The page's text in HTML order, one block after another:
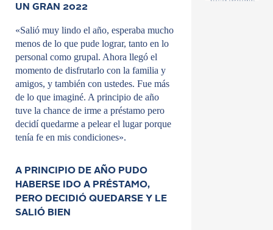
UN GRAN 2022
«Salió muy lindo el año, esperaba mucho
menos de lo que pude lograr, tanto en lo
personal como grupal. Ahora llegó el
momento de disfrutarlo con la familia y
amigos, y también con ustedes. Fue más
de lo que imaginé. A principio de año
tuve la chance de irme a préstamo pero
decidí quedarme a pelear el lugar porque
tenía fe en mis condiciones».
A PRINCIPIO DE AÑO PUDO
HABERSE IDO A PRÉSTAMO,
PERO DECIDIÓ QUEDARSE Y LE
SALIÓ BIEN